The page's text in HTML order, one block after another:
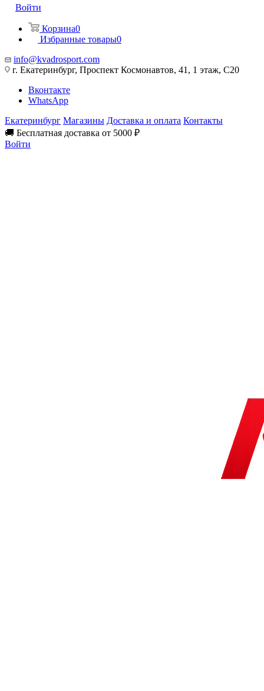
Войти
Корзина0
Избранные товары0
info@kvadrosport.com
г. Екатеринбург, Проспект Космонавтов, 41, 1 этаж, С20
Вконтакте
WhatsApp
Екатеринбург Магазины Доставка и оплата Контакты
🚚 Бесплатная доставка от 5000 ₽
Войти